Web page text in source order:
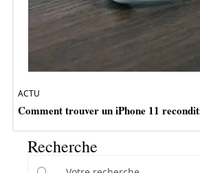
ACTU
Comment trouver un iPhone 11
Recherche